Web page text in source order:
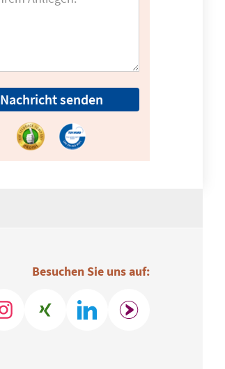
Nachricht senden
Besuchen Sie uns auf: